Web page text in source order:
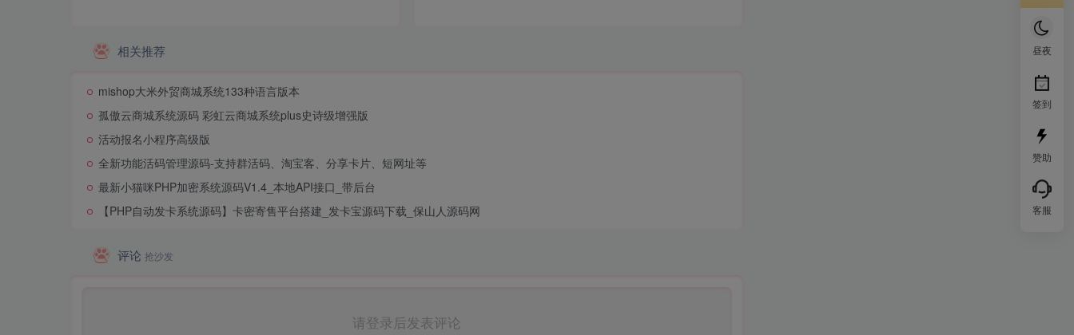
相关推荐
mishop大米外贸商城系统133种语言版本
孤傲云商城系统源码 彩虹云商城系统plus史诗级增强版
活动报名小程序高级版
全新功能活码管理源码-支持群活码、淘宝客、分享卡片、短网址等
最新小猫咪PHP加密系统源码V1.4_本地API接口_带后台
【PHP自动发卡系统源码】卡密寄售平台搭建_发卡宝源码下载_保山人源码网
评论 抢沙发
请登录后发表评论
昼夜
签到
赞助
客服